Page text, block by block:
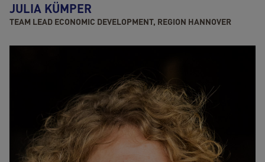
JULIA KÜMPER
TEAM LEAD ECONOMIC DEVELOPMENT, REGION HANNOVER